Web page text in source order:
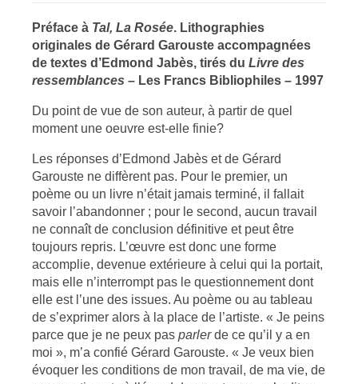
Préface à Tal, La Rosée. Lithographies
originales de Gérard Garouste accompagnées
de textes d’Edmond Jabès, tirés du Livre des
ressemblances – Les Francs Bibliophiles – 1997
Du point de vue de son auteur, à partir de quel
moment une oeuvre est-elle finie?
Les réponses d’Edmond Jabès et de Gérard
Garouste ne diffèrent pas. Pour le premier, un
poème ou un livre n’était jamais terminé, il fallait
savoir l’abandonner ; pour le second, aucun travail
ne connaît de conclusion définitive et peut être
toujours repris. L’œuvre est donc une forme
accomplie, devenue extérieure à celui qui la portait,
mais elle n’interrompt pas le questionnement dont
elle est l’une des issues. Au poème ou au tableau
de s’exprimer alors à la place de l’artiste. « Je peins
parce que je ne peux pas parlerde ce qu’il y a en
moi », m’a confié Gérard Garouste. « Je veux bien
évoquer les conditions de mon travail, de ma vie, de